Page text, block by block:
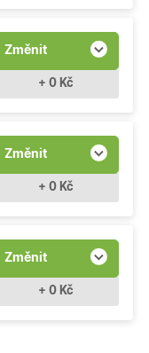
Změnit
+ 0 Kč
Změnit
+ 0 Kč
Změnit
+ 0 Kč